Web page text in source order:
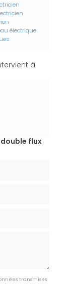
électrique
à
flux
transmises